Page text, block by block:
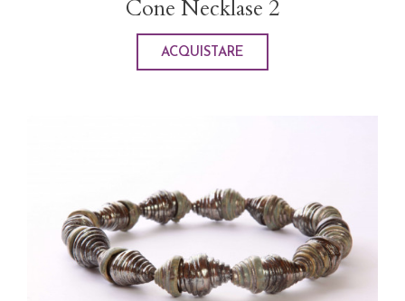
Cone Necklase 2
ACQUISTARE